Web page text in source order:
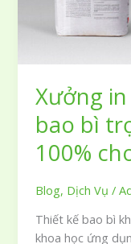
nghiệp
Xưởng
bao bì
100%
Blog, Dịch Vụ /
Thiết kế bao bì
khoa học ứng